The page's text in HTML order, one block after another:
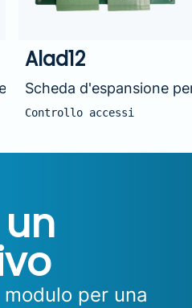
Alad12
Scheda d'espansione
Controllo accessi
per una